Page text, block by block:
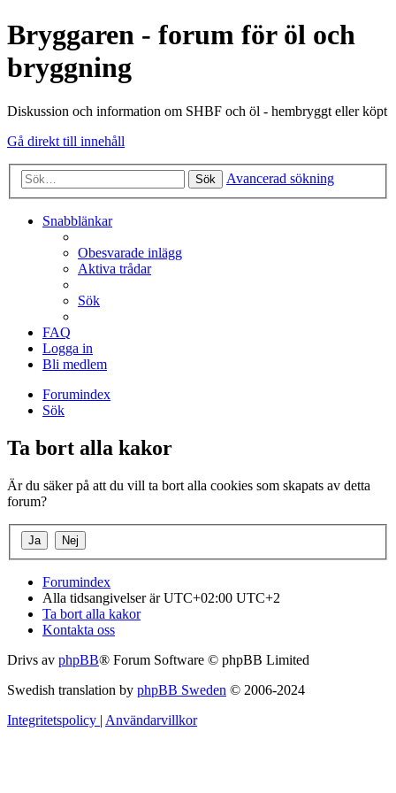
Bryggaren - forum för öl och
bryggning
Diskussion och information om SHBF och öl - hembryggt eller köpt
Gå direkt till innehåll
Sök Avancerad sökning
Snabblänkar
Obesvarade inlägg
Aktiva trådar
Sök
FAQ
Logga in
Bli medlem
Forumindex
Sök
Ta bort alla kakor
Är du säker på att du vill ta bort alla cookies som skapats av detta
forum?
Forumindex
Alla tidsangivelser är UTC+02:00 UTC+2
Ta bort alla kakor
Kontakta oss
Drivs av phpBB® Forum Software © phpBB Limited
Swedish translation by phpBB Sweden © 2006-2024
Integritetspolicy | Användarvillkor